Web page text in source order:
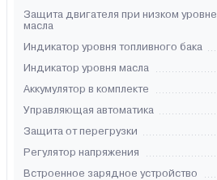
Защита двигателя при низком уровне
масла
Индикатор уровня топливного бака
Индикатор уровня масла
Аккумулятор в комплекте
Управляющая автоматика
Защита от перегрузки
Регулятор напряжения
Встроенное зарядное устройство